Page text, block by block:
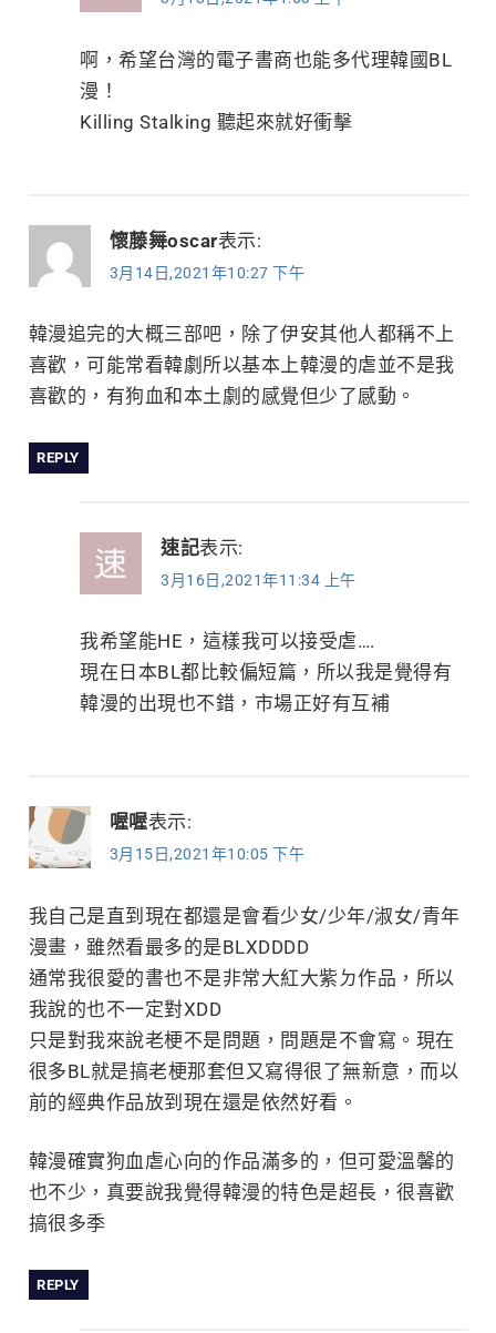
啊，希望台灣的電子書商也能多代理韓國BL
漫！
Killing Stalking 聽起來就好衝擊
懷藤舞oscar表示:
3月14日,2021年10:27 下午
韓漫追完的大概三部吧，除了伊安其他人都稱不上
喜歡，可能常看韓劇所以基本上韓漫的虐並不是我
喜歡的，有狗血和本土劇的感覺但少了感動。
REPLY
速記表示:
3月16日,2021年11:34 上午
我希望能HE，這樣我可以接受虐….
現在日本BL都比較偏短篇，所以我是覺得有
韓漫的出現也不錯，市場正好有互補
喔喔表示:
3月15日,2021年10:05 下午
我自己是直到現在都還是會看少女/少年/淑女/青年
漫畫，雖然看最多的是BLXDDDD
通常我很愛的書也不是非常大紅大紫ㄉ作品，所以
我說的也不一定對XDD
只是對我來說老梗不是問題，問題是不會寫。現在
很多BL就是搞老梗那套但又寫得很了無新意，而以
前的經典作品放到現在還是依然好看。
韓漫確實狗血虐心向的作品滿多的，但可愛溫馨的
也不少，真要說我覺得韓漫的特色是超長，很喜歡
搞很多季
REPLY